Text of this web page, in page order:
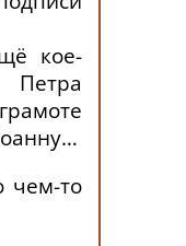
кое-
чем-то